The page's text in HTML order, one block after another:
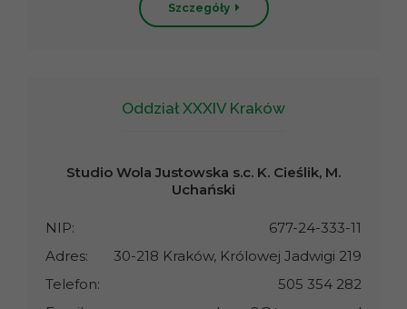
Szczegóły
Oddział XXXIV Kraków
Studio Wola Justowska s.c. K. Cieślik, M.
Uchański
NIP:
677-24-333-11
Adres:
30-218 Kraków, Królowej Jadwigi 219
Telefon:
505 354 282